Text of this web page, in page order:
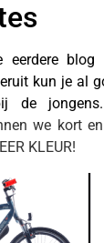
eerdere
kun je al
de
we kort
KLEUR!